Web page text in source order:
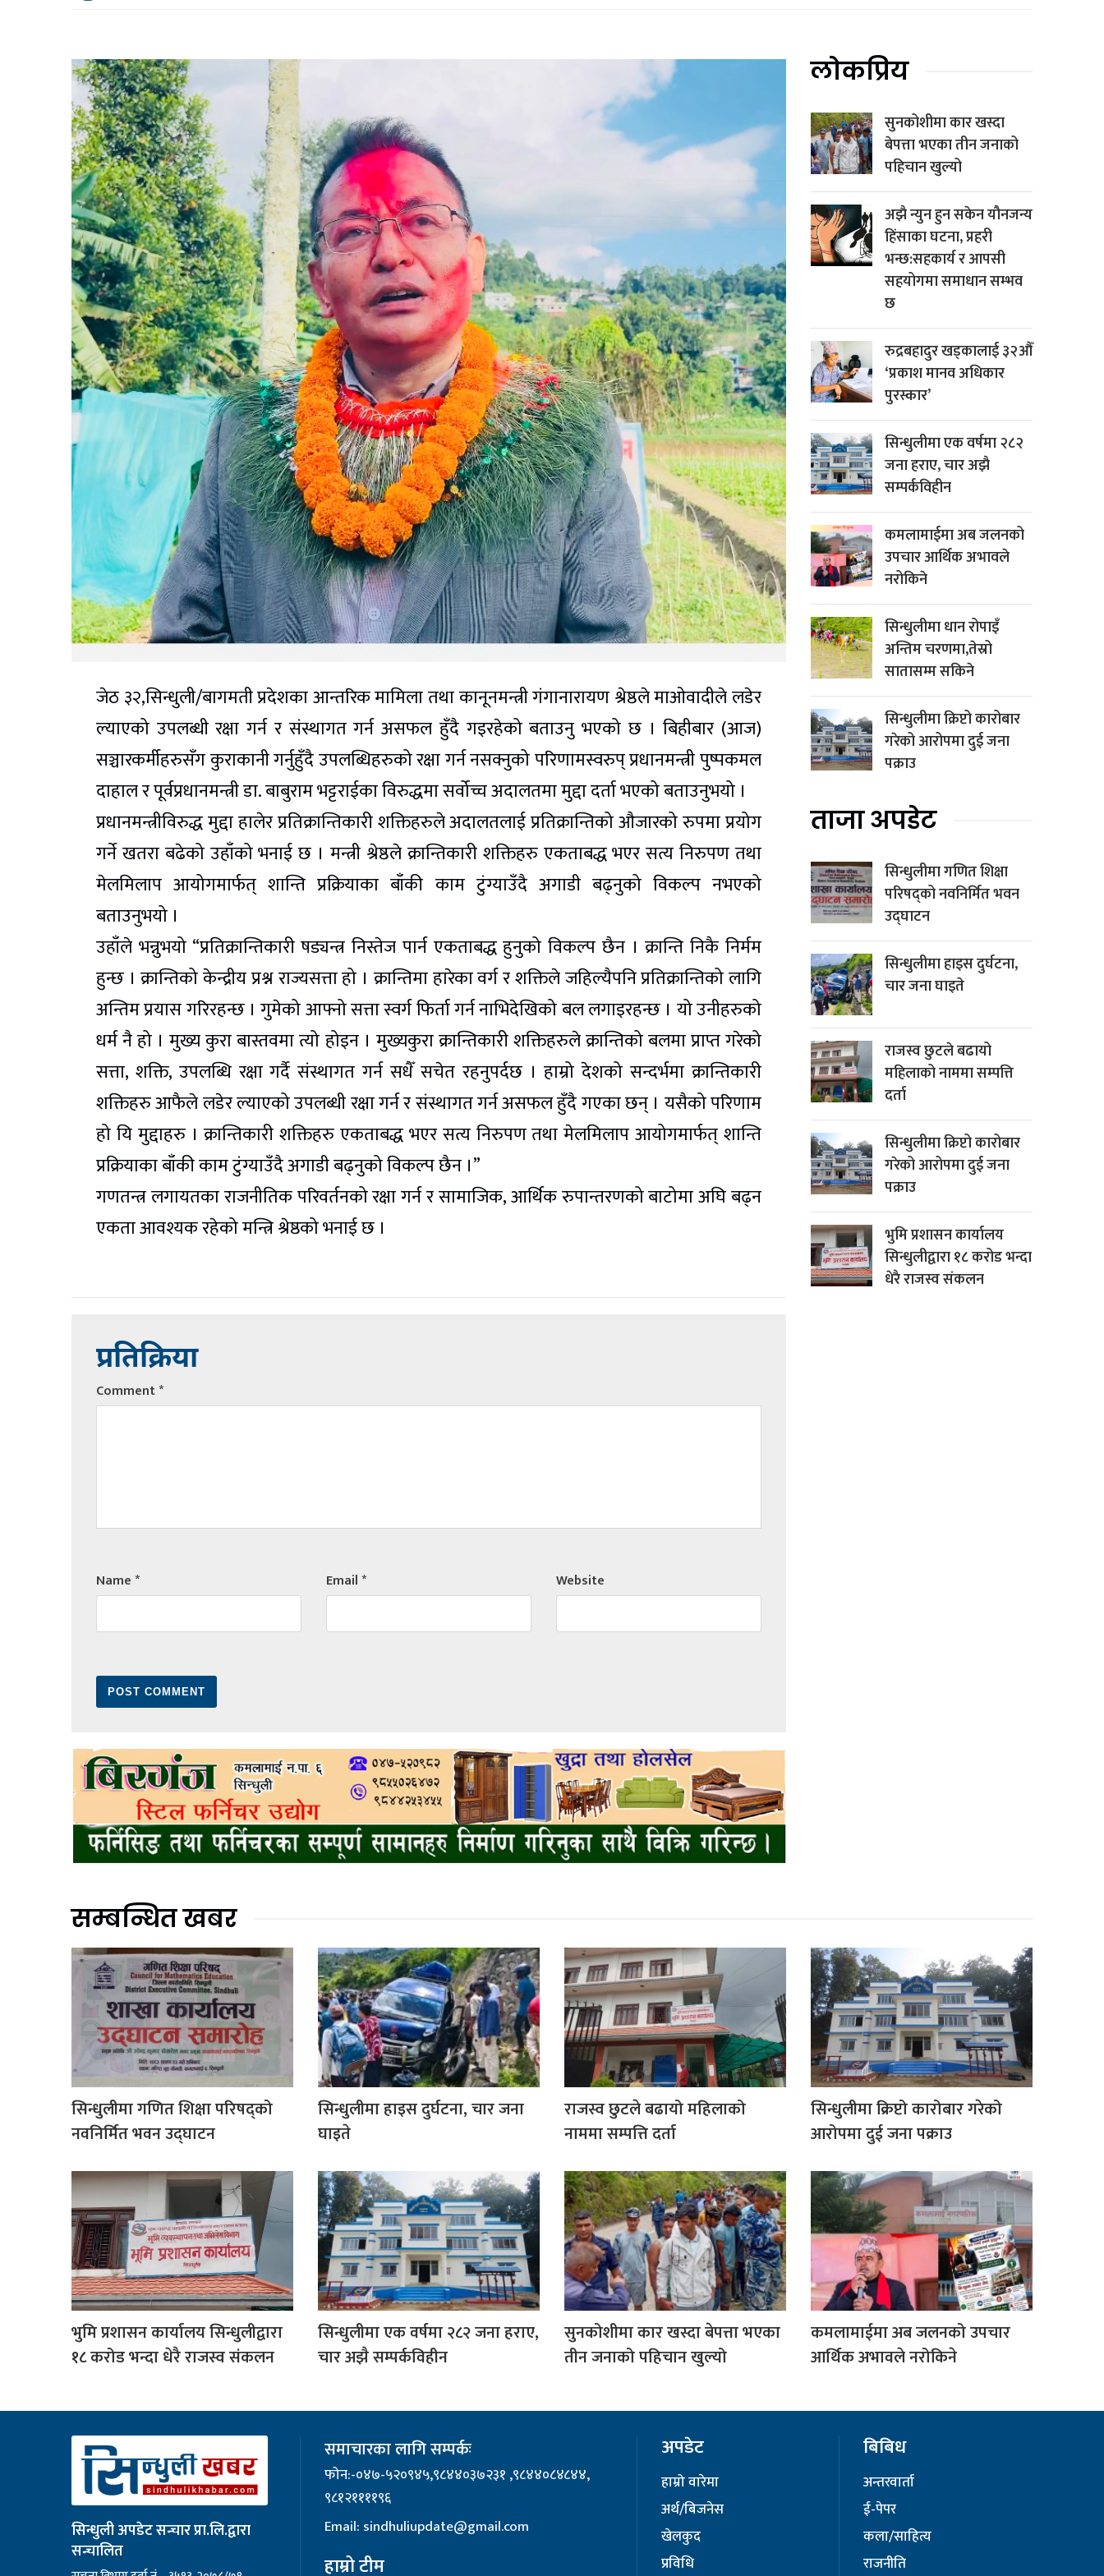
जेठ ३२,सिन्धुली/बागमती प्रदेशका आन्तरिक मामिला तथा कानूनमन्त्री गंगानारायण श्रेष्ठले माओवादीले लडेर
ल्याएको उपलब्धी रक्षा गर्न र संस्थागत गर्न असफल हुँदै गइरहेको बताउनु भएको छ । बिहीबार (आज)
सञ्चारकर्मीहरुसँग कुराकानी गर्नुहुँदै उपलब्धिहरुको रक्षा गर्न नसक्नुको परिणामस्वरुप् प्रधानमन्त्री पुष्पकमल
दाहाल र पूर्वप्रधानमन्त्री डा. बाबुराम भट्टराईका विरुद्धमा सर्वोच्च अदालतमा मुद्दा दर्ता भएको बताउनुभयो ।
प्रधानमन्त्रीविरुद्ध मुद्दा हालेर प्रतिक्रान्तिकारी शक्तिहरुले अदालतलाई प्रतिक्रान्तिको औजारको रुपमा प्रयोग
गर्ने खतरा बढेको उहाँको भनाई छ । मन्त्री श्रेष्ठले क्रान्तिकारी शक्तिहरु एकताबद्ध भएर सत्य निरुपण तथा
मेलमिलाप आयोगमार्फत् शान्ति प्रक्रियाका बाँकी काम टुंग्याउँदै अगाडी बढ्नुको विकल्प नभएको
बताउनुभयो ।
उहाँले भन्नुभयो “प्रतिक्रान्तिकारी षड्यन्त्र निस्तेज पार्न एकताबद्ध हुनुको विकल्प छैन । क्रान्ति निकै निर्मम
हुन्छ । क्रान्तिको केन्द्रीय प्रश्न राज्यसत्ता हो । क्रान्तिमा हारेका वर्ग र शक्तिले जहिल्यैपनि प्रतिक्रान्तिको लागि
अन्तिम प्रयास गरिरहन्छ । गुमेको आफ्नो सत्ता स्वर्ग फिर्ता गर्न नाभिदेखिको बल लगाइरहन्छ । यो उनीहरुको
धर्म नै हो । मुख्य कुरा बास्तवमा त्यो होइन । मुख्यकुरा क्रान्तिकारी शक्तिहरुले क्रान्तिको बलमा प्राप्त गरेको
सत्ता, शक्ति, उपलब्धि रक्षा गर्दै संस्थागत गर्न सधैँ सचेत रहनुपर्दछ । हाम्रो देशको सन्दर्भमा क्रान्तिकारी
शक्तिहरु आफैले लडेर ल्याएको उपलब्धी रक्षा गर्न र संस्थागत गर्न असफल हुँदै गएका छन् । यसैको परिणाम
हो यि मुद्दाहरु । क्रान्तिकारी शक्तिहरु एकताबद्ध भएर सत्य निरुपण तथा मेलमिलाप आयोगमार्फत् शान्ति
प्रक्रियाका बाँकी काम टुंग्याउँदै अगाडी बढ्नुको विकल्प छैन ।”
गणतन्त्र लगायतका राजनीतिक परिवर्तनको रक्षा गर्न र सामाजिक, आर्थिक रुपान्तरणको बाटोमा अघि बढ्न
एकता आवश्यक रहेको मन्त्रि श्रेष्ठको भनाई छ ।
प्रतिक्रिया
Comment*
Name* Email* Website
लोकप्रिय
सुनकोशीमा कार खस्दा
बेपत्ता भएका तीन जनाको
पहिचान खुल्यो
अझै न्युन हुन सकेन यौनजन्य
हिंसाका घटना, प्रहरी
भन्छ:सहकार्य र आपसी
सहयोगमा समाधान सम्भव
छ
रुद्रबहादुर खड्कालाई ३२औँ
‘प्रकाश मानव अधिकार
पुरस्कार’
सिन्धुलीमा एक वर्षमा २८२
जना हराए, चार अझै
सम्पर्कविहीन
कमलामाईमा अब जलनको
उपचार आर्थिक अभावले
नरोकिने
सिन्धुलीमा धान रोपाइँ
अन्तिम चरणमा,तेस्रो
सातासम्म सकिने
सिन्धुलीमा क्रिप्टो कारोबार
गरेको आरोपमा दुई जना
पक्राउ
ताजा अपडेट
सिन्धुलीमा गणित शिक्षा
परिषद्को नवनिर्मित भवन
उद्घाटन
सिन्धुलीमा हाइस दुर्घटना,
चार जना घाइते
राजस्व छुटले बढायो
महिलाको नाममा सम्पत्ति
दर्ता
सिन्धुलीमा क्रिप्टो कारोबार
गरेको आरोपमा दुई जना
पक्राउ
भुमि प्रशासन कार्यालय
सिन्धुलीद्वारा १८ करोड भन्दा
धेरै राजस्व संकलन
सम्बन्धित खबर
सिन्धुलीमा गणित शिक्षा परिषद्को
नवनिर्मित भवन उद्घाटन
सिन्धुलीमा हाइस दुर्घटना, चार जना
घाइते
राजस्व छुटले बढायो महिलाको
नाममा सम्पत्ति दर्ता
सिन्धुलीमा क्रिप्टो कारोबार गरेको
आरोपमा दुई जना पक्राउ
भुमि प्रशासन कार्यालय सिन्धुलीद्वारा
१८ करोड भन्दा धेरै राजस्व संकलन
सिन्धुलीमा एक वर्षमा २८२ जना हराए,
चार अझै सम्पर्कविहीन
सुनकोशीमा कार खस्दा बेपत्ता भएका
तीन जनाको पहिचान खुल्यो
कमलामाईमा अब जलनको उपचार
आर्थिक अभावले नरोकिने
सिन्धुली अपडेट सन्चार प्रा.लि.द्वारा
सन्चालित
समाचारका लागि सम्पर्कः
फोन:-०४७-५२०९४५,९८४४०३७२३१ ,९८४४०८४८४४,
९८१२११११९६
Email: sindhuliupdate@gmail.com
हाम्रो टीम
अपडेट
हाम्रो वारेमा
अर्थ/बिजनेस
खेलकुद
प्रविधि
बिबिध
अन्तरवार्ता
ई-पेपर
कला/साहित्य
राजनीति